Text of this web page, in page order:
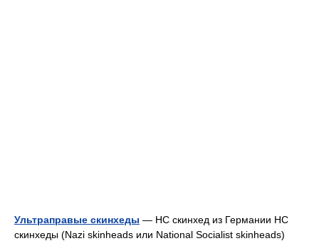
Ультраправые скинхеды — НС скинхед из Германии НС
скинхеды (Nazi skinheads или National Socialist skinheads)